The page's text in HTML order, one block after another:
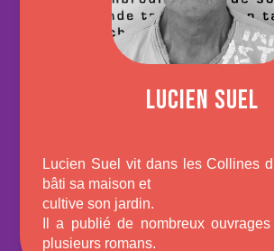
LUCIEN SUEL
Lucien Suel vit dans les Collines
bâti sa maison et
cultive son jardin.
Il a publié de nombreux
plusieurs romans.